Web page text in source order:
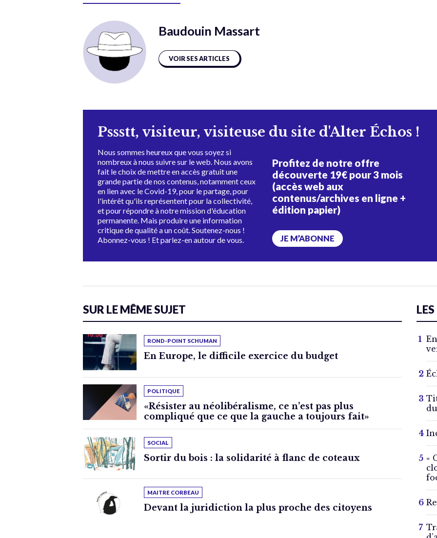
Baudouin Massart
VOIR SES ARTICLES
Pssstt, visiteur, visiteuse du site d'Alter Échos !
Nous sommes heureux que vous soyez si
nombreux à nous suivre sur le web. Nous avons
fait le choix de mettre en accès gratuit une
grande partie de nos contenus, notamment ceux
en lien avec le Covid-19, pour le partage, pour
l'intérêt qu'ils représentent pour la collectivité,
et pour répondre à notre mission d'éducation
permanente. Mais produire une information
critique de qualité a un coût. Soutenez-nous !
Abonnez-vous ! Et parlez-en autour de vous.
Profitez de notre offre
découverte 19€ pour 3 mois
(accès web aux
contenus/archives en ligne +
édition papier)
JE M’ABONNE
SUR LE MÊME SUJET
ROND-POINT SCHUMAN
En Europe, le difficile exercice du budget
POLITIQUE
«Résister au néolibéralisme, ce n’est pas plus
compliqué que ce que la gauche a toujours fait»
SOCIAL
Sortir du bois : la solidarité à flanc de coteaux
MAITRE CORBEAU
Devant la juridiction la plus proche des citoyens
«